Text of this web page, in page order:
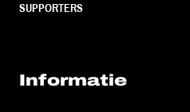
SUPPORTERS
Informatie